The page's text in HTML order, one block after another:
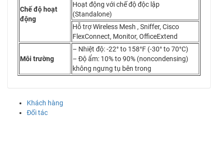
Chế độ hoạt
động
Hoạt động với chế độ độc lập
(Standalone)
Hỗ trợ Wireless Mesh , Sniffer, Cisco
FlexConnect, Monitor, OfficeExtend
Môi trường
– Nhiệt độ: -22° to 158°F (-30° to 70°C)
– Độ ẩm: 10% to 90% (noncondensing)
không ngưng tụ bên trong
Khách hàng
Đối tác